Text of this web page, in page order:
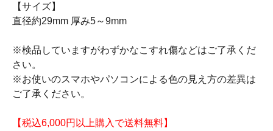
【サイズ】
直径約29mm 厚み5～9mm
※検品していますがわずかなこすれ傷などはご了承くだ
さい。
※お使いのスマホやパソコンによる色の見え方の差異は
ご了承ください。
【税込6,000円以上購入で送料無料】